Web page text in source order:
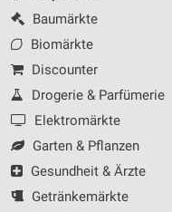
Baumärkte
Biomärkte
Discounter
Drogerie & Parfümerie
Elektromärkte
Garten & Pflanzen
Gesundheit & Ärzte
Getränkemärkte